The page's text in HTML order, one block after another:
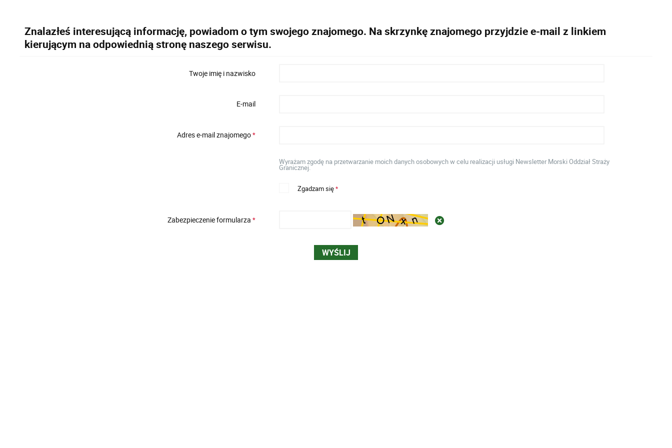
Znalazłeś interesującą informację, powiadom o tym swojego znajomego. Na skrzynkę znajomego przyjdzie e-mail z linkiem
kierującym na odpowiednią stronę naszego serwisu.
Twoje imię i nazwisko
E-mail
Adres e-mail znajomego*
Wyrażam zgodę na przetwarzanie moich danych osobowych w celu realizacji usługi Newsletter Morski Oddział Straży
Granicznej.
Zgadzam się*
Zabezpieczenie formularza *